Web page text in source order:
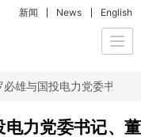
新闻 News English
雄与国投电力党委书记
力党委书记、董